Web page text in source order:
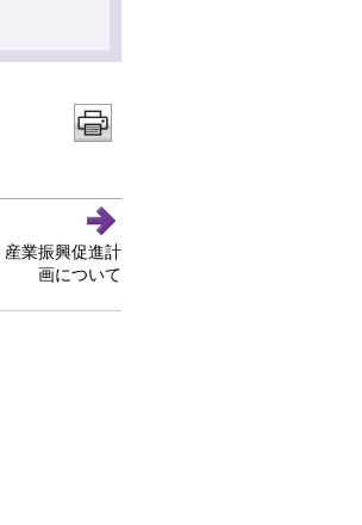
業振興促進計
画について